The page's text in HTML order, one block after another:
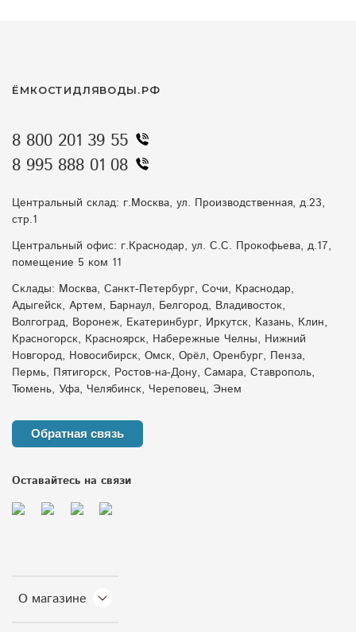
О магазине
ЁМКОСТИДЛЯВОДЫ.РФ
8 800 201 39 55
8 995 888 01 08
Центральный склад: г.Москва, ул. Производственная, д.23,
стр.1
Центральный офис: г.Краснодар, ул. С.С. Прокофьева, д.17,
помещение 5 ком 11
Склады: Москва, Санкт-Петербург, Сочи, Краснодар,
Адыгейск, Артем, Барнаул, Белгород, Владивосток,
Волгоград, Воронеж, Екатеринбург, Иркутск, Казань, Клин,
Красногорск, Красноярск, Набережные Челны, Нижний
Новгород, Новосибирск, Омск, Орёл, Оренбург, Пенза,
Пермь, Пятигорск, Ростов-на-Дону, Самара, Ставрополь,
Тюмень, Уфа, Челябинск, Череповец, Энем
Обратная связь
Оставайтесь на связи